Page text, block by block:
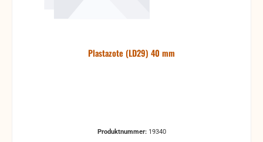
Plastazote (LD29) 40 mm
Produktnummer: 19340